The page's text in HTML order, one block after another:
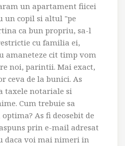
un apartament fiicei
un copil si altul "pe
ca bun propriu, sa-l
cu familia ei,
amaneteze cit timp vom
noi, parintii. Mai exact,
ceva de la bunici. As
taxele notariale si
Cum trebuie sa
As fi deosebit de
prin e-mail adresat
daca voi mai nimeri in